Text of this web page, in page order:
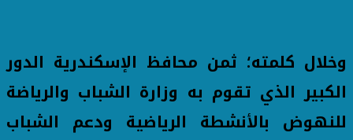
وخلال كلمته؛ ثمن محافظ الإسكندرية الدور
الكبير الذي تقوم به وزارة الشباب والرياضة
للنهوض بالأنشطة الرياضية ودعم الشباب